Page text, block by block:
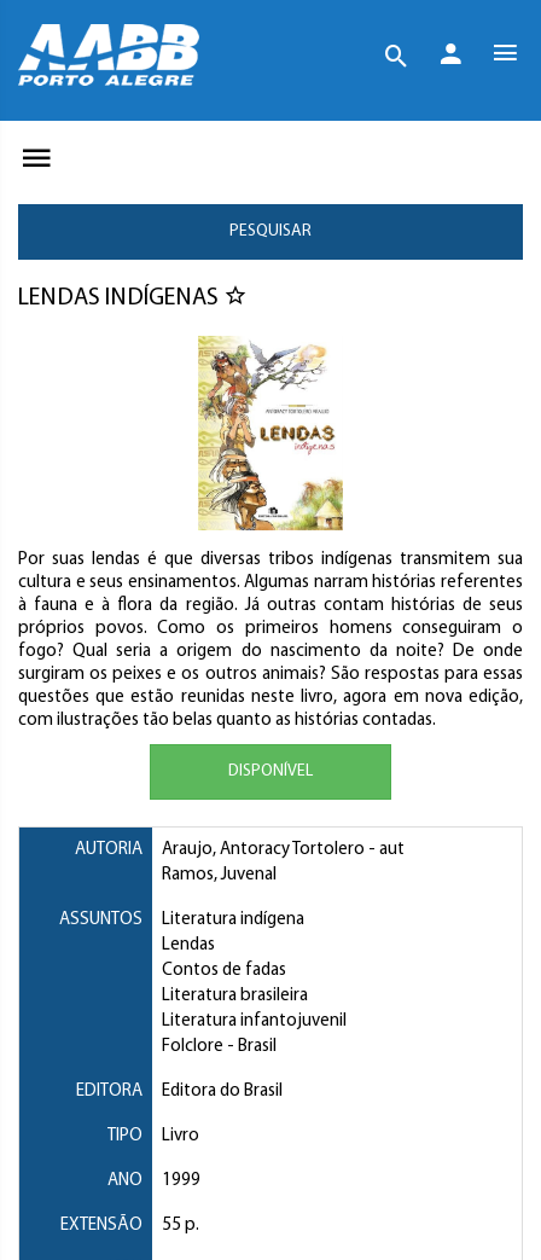
PESQUISAR
LENDAS INDÍGENAS
Por suas lendas é que diversas tribos indígenas transmitem sua
cultura e seus ensinamentos. Algumas narram histórias referentes
à fauna e à flora da região. Já outras contam histórias de seus
próprios povos. Como os primeiros homens conseguiram o
fogo? Qual seria a origem do nascimento da noite? De onde
surgiram os peixes e os outros animais? São respostas para essas
questões que estão reunidas neste livro, agora em nova edição,
com ilustrações tão belas quanto as histórias contadas.
DISPONÍVEL
AUTORIA Araujo, Antoracy Tortolero - aut
Ramos, Juvenal
ASSUNTOS
Literatura indígena
Lendas
Contos de fadas
Literatura brasileira
Literatura infantojuvenil
Folclore - Brasil
EDITORA Editora do Brasil
TIPO Livro
ANO 1999
EXTENSÃO 55 p.